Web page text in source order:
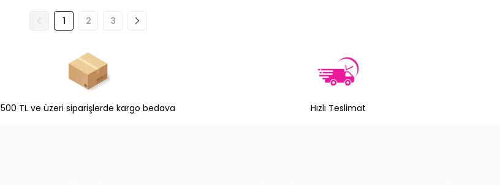
1 2 3
500 TL ve üzeri siparişlerde kargo bedava Hızlı Teslimat